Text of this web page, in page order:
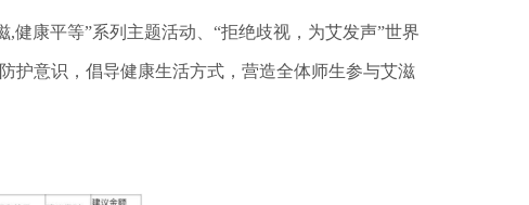
康平等”系列主题活动、“拒绝歧视，为艾发声”世界
护意识，倡导健康生活方式，营造全体师生参与艾滋